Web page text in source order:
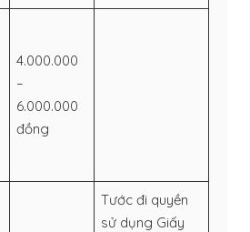
4.000.000
–
6.000.000
đồng
Tước đi quyền
sử dụng Giấy